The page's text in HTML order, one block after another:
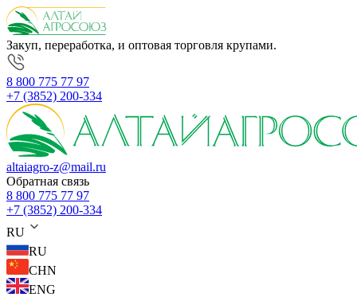
Закуп, переработка, и оптовая торговля крупами.
8 800 775 77 97
+7 (3852) 200-334
altaiagro-z@mail.ru
Обратная связь
8 800 775 77 97
+7 (3852) 200-334
RU
RU
CHN
ENG